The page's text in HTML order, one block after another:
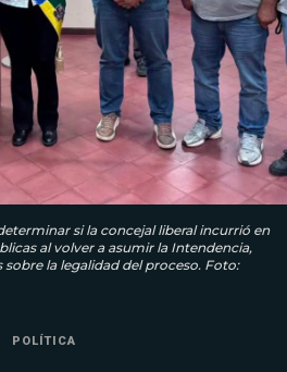
si la concejal liberal incurrió en
al volver a asumir la Intendencia,
la legalidad del proceso. Foto:
POLÍTICA